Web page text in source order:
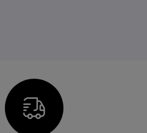
Icon